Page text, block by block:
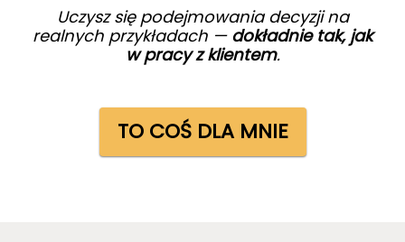
Uczysz się podejmowania decyzji na
realnych przykładach — dokładnie tak, jak
w pracy z klientem.
TO COŚ DLA MNIE